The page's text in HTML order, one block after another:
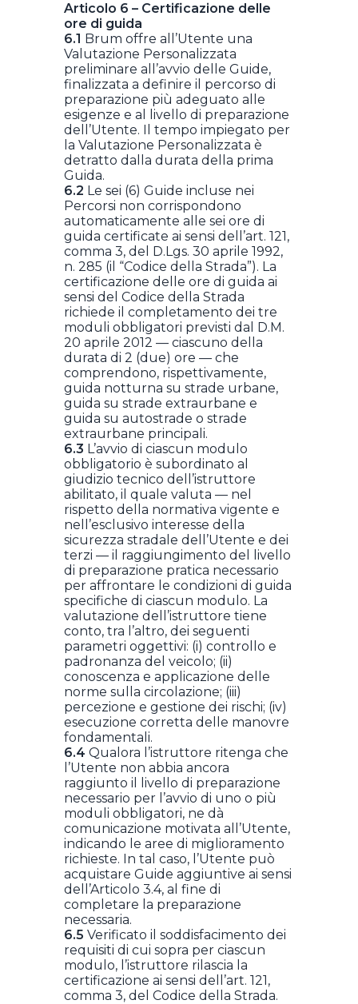
Articolo 6 – Certificazione delle
ore di guida
6.1 Brum offre all’Utente una
Valutazione Personalizzata
preliminare all’avvio delle Guide,
finalizzata a definire il percorso di
preparazione più adeguato alle
esigenze e al livello di preparazione
dell’Utente. Il tempo impiegato per
la Valutazione Personalizzata è
detratto dalla durata della prima
Guida.
6.2 Le sei (6) Guide incluse nei
Percorsi non corrispondono
automaticamente alle sei ore di
guida certificate ai sensi dell’art. 121,
comma 3, del D.Lgs. 30 aprile 1992,
n. 285 (il “Codice della Strada”). La
certificazione delle ore di guida ai
sensi del Codice della Strada
richiede il completamento dei tre
moduli obbligatori previsti dal D.M.
20 aprile 2012 — ciascuno della
durata di 2 (due) ore — che
comprendono, rispettivamente,
guida notturna su strade urbane,
guida su strade extraurbane e
guida su autostrade o strade
extraurbane principali.
6.3 L’avvio di ciascun modulo
obbligatorio è subordinato al
giudizio tecnico dell’istruttore
abilitato, il quale valuta — nel
rispetto della normativa vigente e
nell’esclusivo interesse della
sicurezza stradale dell’Utente e dei
terzi — il raggiungimento del livello
di preparazione pratica necessario
per affrontare le condizioni di guida
specifiche di ciascun modulo. La
valutazione dell’istruttore tiene
conto, tra l’altro, dei seguenti
parametri oggettivi: (i) controllo e
padronanza del veicolo; (ii)
conoscenza e applicazione delle
norme sulla circolazione; (iii)
percezione e gestione dei rischi; (iv)
esecuzione corretta delle manovre
fondamentali.
6.4 Qualora l’istruttore ritenga che
l’Utente non abbia ancora
raggiunto il livello di preparazione
necessario per l’avvio di uno o più
moduli obbligatori, ne dà
comunicazione motivata all’Utente,
indicando le aree di miglioramento
richieste. In tal caso, l’Utente può
acquistare Guide aggiuntive ai sensi
dell’Articolo 3.4, al fine di
completare la preparazione
necessaria.
6.5 Verificato il soddisfacimento dei
requisiti di cui sopra per ciascun
modulo, l’istruttore rilascia la
certificazione ai sensi dell’art. 121,
comma 3, del Codice della Strada.